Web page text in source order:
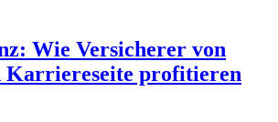
Wie Versicherer von
Karriereseite profitieren